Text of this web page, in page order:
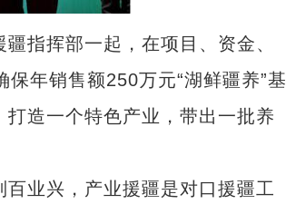
指挥部一起，在项目、资金、
年销售额250万元“湖鲜疆养”基
造一个特色产业，带出一批养
业兴，产业援疆是对口援疆工